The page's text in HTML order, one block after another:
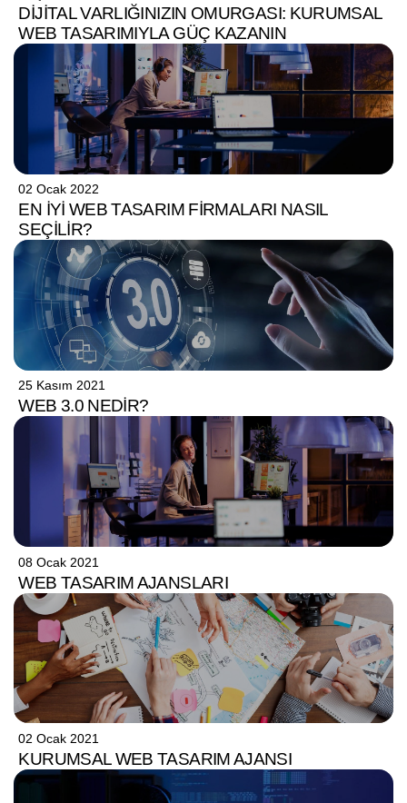
DIJITAL VARLIĞINIZIN OMURGASI: KURUMSAL
WEB TASARIMIYLA GÜÇ KAZANIN
02 Ocak 2022
EN İYI WEB TASARIM FIRMALARI NASIL
SEÇILIR?
25 Kasım 2021
WEB 3.0 NEDIR?
08 Ocak 2021
WEB TASARIM AJANSLARI
02 Ocak 2021
KURUMSAL WEB TASARIM AJANSI